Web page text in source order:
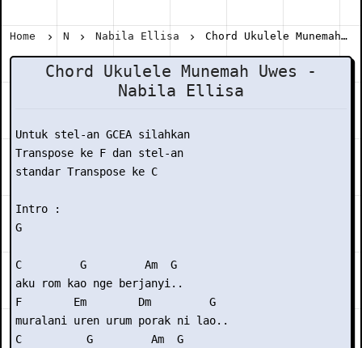
Home N Nabila Ellisa Chord Ukulele Munemah Uwes - Nabila Ellisa
Chord Ukulele Munemah Uwes -
Nabila Ellisa
Untuk stel-an GCEA silahkan
Transpose ke F dan stel-an
standar Transpose ke C
Intro :
G
C         G         Am  G
aku rom kao nge berjanyi..
F        Em        Dm         G
muralani uren urum porak ni lao..
C          G         Am  G